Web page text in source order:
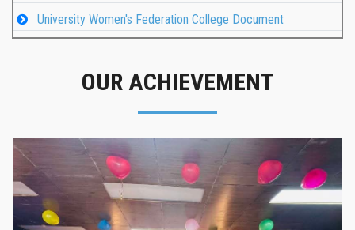
University Women's Federation College Document
OUR ACHIEVEMENT